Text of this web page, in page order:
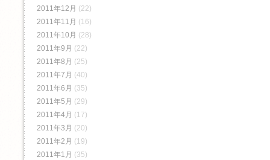
2011年12月 (22)
2011年11月 (16)
2011年10月 (28)
2011年9月 (22)
2011年8月 (25)
2011年7月 (40)
2011年6月 (35)
2011年5月 (29)
2011年4月 (17)
2011年3月 (20)
2011年2月 (19)
2011年1月 (35)